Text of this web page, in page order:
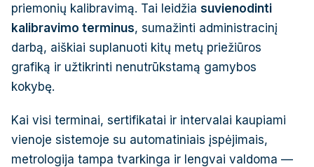
priemonių kalibravimą. Tai leidžia suvienodinti
kalibravimo terminus, sumažinti administracinį
darbą, aiškiai suplanuoti kitų metų priežiūros
grafiką ir užtikrinti nenutrūkstamą gamybos
kokybę.
Kai visi terminai, sertifikatai ir intervalai kaupiami
vienoje sistemoje su automatiniais įspėjimais,
metrologija tampa tvarkinga ir lengvai valdoma —